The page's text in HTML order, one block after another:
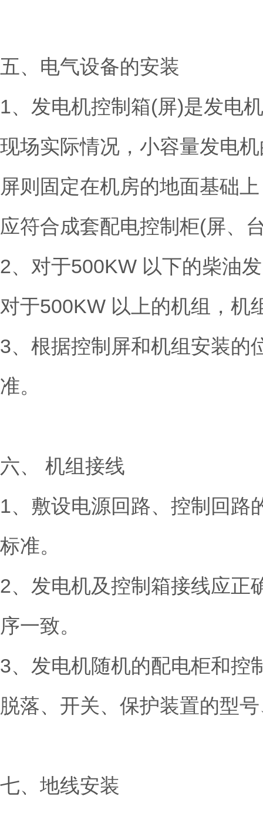
五、电气设备的安装
1、发电机控制箱(屏)是发电
现场实际情况，小容量发电
屏则固定在机房的地面基础
应符合成套配电控制柜(屏、
2、对于500KW 以下的柴油
对于500KW 以上的机组，机
3、根据控制屏和机组安装的
准。
六、 机组接线
1、敷设电源回路、控制回路
标准。
2、发电机及控制箱接线应正
序一致。
3、发电机随机的配电柜和控
脱落、开关、保护装置的型
七、地线安装